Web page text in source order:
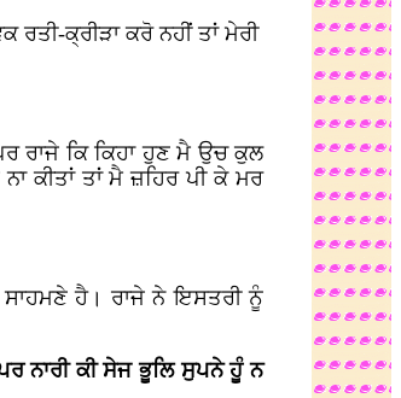
ਕ੍ਰੀੜਾ ਕਰੋ ਨਹੀਂ ਤਾਂ ਮੇਰੀ
ਰਾਜੇ ਕਿ ਕਿਹਾ ਹੁਣ ਮੈ ਉਚ ਕੁਲ
ਕੀਤਾਂ ਤਾਂ ਮੈ ਜ਼ਹਿਰ ਪੀ ਕੇ ਮਰ
ਸਾਹਮਣੇ ਹੈ। ਰਾਜੇ ਨੇ ਇਸਤਰੀ ਨੂੰ
ਨਾਰੀ ਕੀ ਸੇਜ ਭੂਲਿ ਸੁਪਨੇ ਹੂੰ ਨ